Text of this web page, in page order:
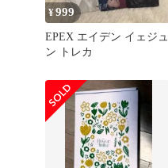
¥999
EPEX エイデン イェジュ
ン トレカ